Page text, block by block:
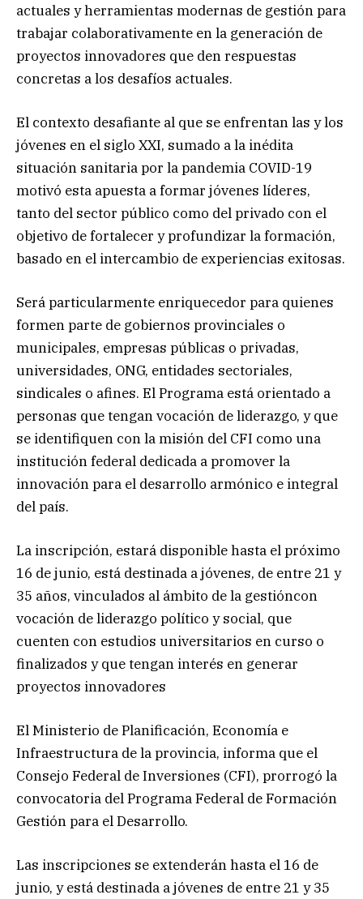
actuales y herramientas modernas de gestión para
trabajar colaborativamente en la generación de
proyectos innovadores que den respuestas
concretas a los desafíos actuales.
El contexto desafiante al que se enfrentan las y los
jóvenes en el siglo XXI, sumado a la inédita
situación sanitaria por la pandemia COVID-19
motivó esta apuesta a formar jóvenes líderes,
tanto del sector público como del privado con el
objetivo de fortalecer y profundizar la formación,
basado en el intercambio de experiencias exitosas.
Será particularmente enriquecedor para quienes
formen parte de gobiernos provinciales o
municipales, empresas públicas o privadas,
universidades, ONG, entidades sectoriales,
sindicales o afines. El Programa está orientado a
personas que tengan vocación de liderazgo, y que
se identifiquen con la misión del CFI como una
institución federal dedicada a promover la
innovación para el desarrollo armónico e integral
del país.
La inscripción, estará disponible hasta el próximo
16 de junio, está destinada a jóvenes, de entre 21 y
35 años, vinculados al ámbito de la gestióncon
vocación de liderazgo político y social, que
cuenten con estudios universitarios en curso o
finalizados y que tengan interés en generar
proyectos innovadores
El Ministerio de Planificación, Economía e
Infraestructura de la provincia, informa que el
Consejo Federal de Inversiones (CFI), prorrogó la
convocatoria del Programa Federal de Formación
Gestión para el Desarrollo.
Las inscripciones se extenderán hasta el 16 de
junio, y está destinada a jóvenes de entre 21 y 35